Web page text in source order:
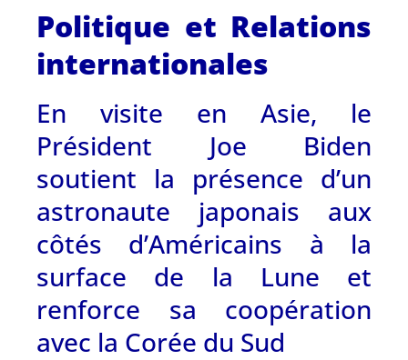
Politique et Relations
internationales
En visite en Asie, le
Président Joe Biden
soutient la présence d’un
astronaute japonais aux
côtés d’Américains à la
surface de la Lune et
renforce sa coopération
avec la Corée du Sud